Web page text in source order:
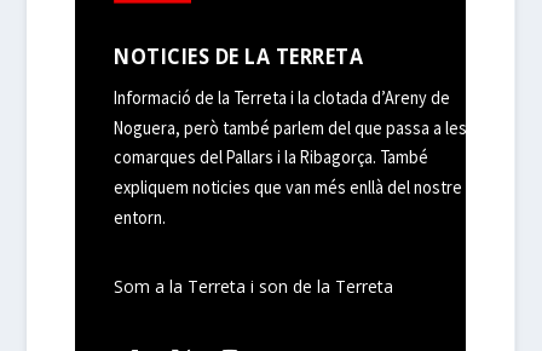
NOTICIES DE LA TERRETA
Informació de la Terreta i la clotada d’Areny de
Noguera, però també parlem del que passa a les
comarques del Pallars i la Ribagorça. També
expliquem noticies que van més enllà del nostre
entorn.
Som a la Terreta i son de la Terreta